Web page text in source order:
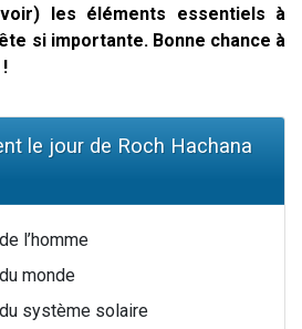
les éléments essentiels à
si importante. Bonne chance à
!
le jour de Roch Hachana
l’homme
monde
système solaire